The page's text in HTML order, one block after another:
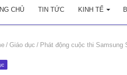
CHỦ TIN TỨC KINH TẾ
/ Giáo dục / Phát động cuộc thi Samsung